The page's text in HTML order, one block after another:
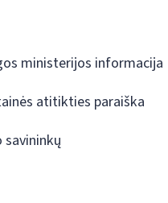
ministerijos informacija
atitikties paraiška